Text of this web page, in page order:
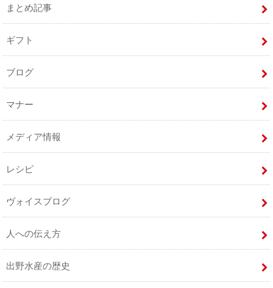
まとめ記事
ギフト
ブログ
マナー
メディア情報
レシピ
ヴォイスブログ
人への伝え方
出野水産の歴史